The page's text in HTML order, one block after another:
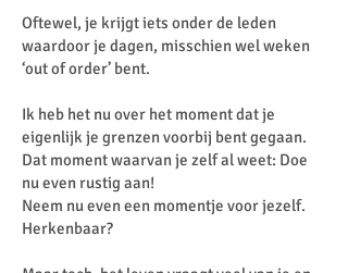
Oftewel, je krijgt iets onder de leden
waardoor je dagen, misschien wel weken
‘out of order’ bent.
Ik heb het nu over het moment dat je
eigenlijk je grenzen voorbij bent gegaan.
Dat moment waarvan je zelf al weet: Doe
nu even rustig aan!
Neem nu even een momentje voor jezelf.
Herkenbaar?